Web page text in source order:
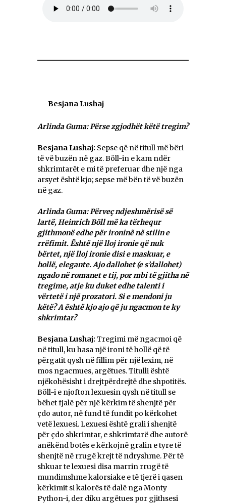
Besjana Lushaj
Arlinda Guma: Përse zgjodhët këtë tregim?
Besjana Lushaj: Sepse që në titull më bëri
të vë buzën në gaz. Böll-in e kam ndër
shkrimtarët e mi të preferuar dhe një nga
arsyet është kjo; sepse më bën të vë buzën
në gaz.
Arlinda Guma: Përveç ndjeshmërisë së
lartë, Heinrich Bõll më ka tërhequr
gjithmonë edhe për ironinë në stilin e
rrëfimit. Është një lloj ironie që nuk
bërtet, një lloj ironie disi e maskuar, e
hollë, elegante. Ajo dallohet (e s’dallohet)
ngado në romanet e tij, por mbi të gjitha në
tregime, atje ku duket edhe talenti i
vërtetë i një prozatori. Si e mendoni ju
këtë? A është kjo ajo që ju ngacmon te ky
shkrimtar?
Besjana Lushaj: Tregimi më ngacmoi që
në titull, ku hasa një ironi të hollë që të
përgatit qysh në fillim për një lexim, në
mos ngacmues, argëtues. Titulli është
njëkohësisht i drejtpërdrejtë dhe shpotitës.
Böll-i e njofton lexuesin qysh në titull se
bëhet fjalë për një kërkim të shenjtë për
çdo autor, në fund të fundit po kërkohet
vetë lexuesi. Lexuesi është grali i shenjtë
për çdo shkrimtar, e shkrimtarë dhe autorë
anëkënd botës e kërkojnë gralin e tyre të
shenjtë në rrugë krejt të ndryshme. Për të
shkuar te lexuesi disa marrin rrugë të
mundimshme kalorsiake e të tjerë i qasen
kërkimit si kalorës të dalë nga Monty
Python-i, der diku argëtues por gjithsesi